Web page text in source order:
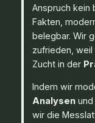
Anspruch kein
Fakten,
belegbar. Wir
zufrieden,
Zucht in der
Indem wir
Analysen und
wir die